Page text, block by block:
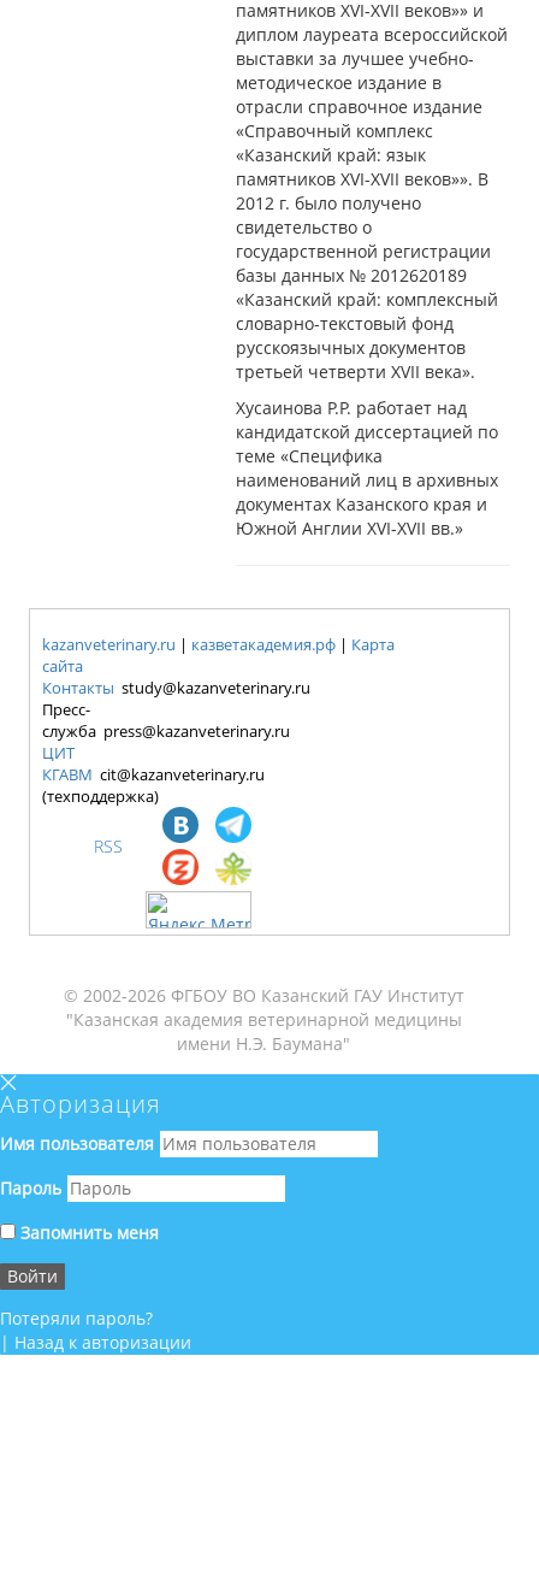
памятников XVI-XVII веков»» и
диплом лауреата всероссийской
выставки за лучшее учебно-
методическое издание в
отрасли справочное издание
«Справочный комплекс
«Казанский край: язык
памятников XVI-XVII веков»». В
2012 г. было получено
свидетельство о
государственной регистрации
базы данных № 2012620189
«Казанский край: комплексный
словарно-текстовый фонд
русскоязычных документов
третьей четверти XVII века».
Хусаинова Р.Р. работает над
кандидатской диссертацией по
теме «Специфика
наименований лиц в архивных
документах Казанского края и
Южной Англии XVI-XVII вв.»
kazanveterinary.ru | казветакадемия.рф | Карта
сайта
Контакты study@kazanveterinary.ru
Пресс-
служба press@kazanveterinary.ru
ЦИТ
КГАВМ cit@kazanveterinary.ru
(техподдержка)
RSS
© 2002-2026 ФГБОУ ВО Казанский ГАУ Институт
"Казанская академия ветеринарной медицины
имени Н.Э. Баумана"
Авторизация
Имя пользователя
Пароль
Запомнить меня
Потеряли пароль?
| Назад к авторизации